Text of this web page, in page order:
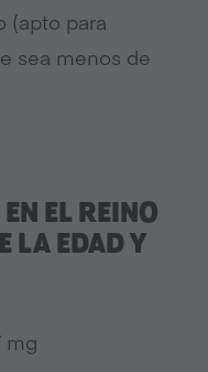
(apto para
sea menos de
EL REINO
LA EDAD Y
mg